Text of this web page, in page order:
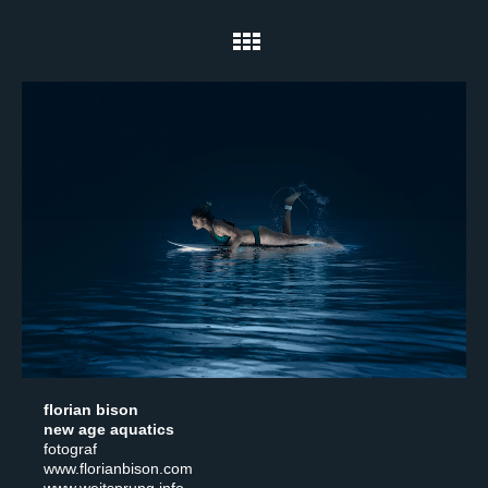
florian bison
new age aquatics
fotograf
www.florianbison.com